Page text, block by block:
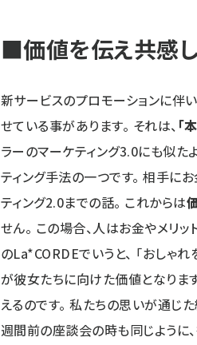
■価値を伝え共感
新サービスのプロモーションに伴
せている事があります。 それは、 「
ラーのマーケティング3.0にも似た
ティング手法の一つです。 相手に
ティング2.0までの話。 これからは
せん。 この場合、人はお金やメリ
のLa*CORDEでいうと、 「おしゃ
が彼女たちに向けた価値となりま
えるのです。 私たちの思いが通じ
週間前の座談会の時も同じように